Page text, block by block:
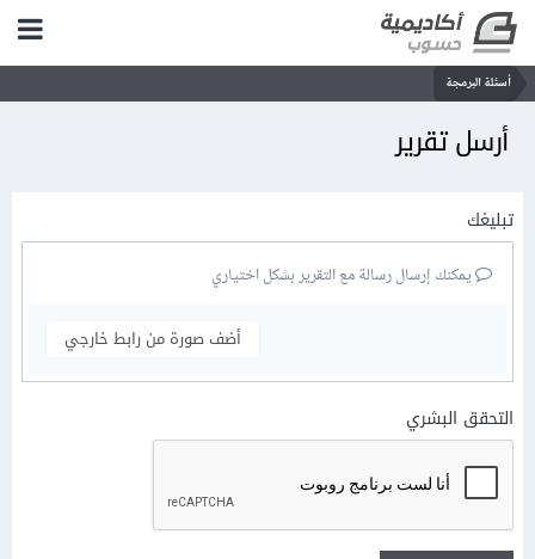
أسئلة البرمجة
أرسل تقرير
تبليغك
يمكنك إرسال رسالة مع التقرير بشكل اختياري
أضف صورة من رابط خارجي
التحقق البشري